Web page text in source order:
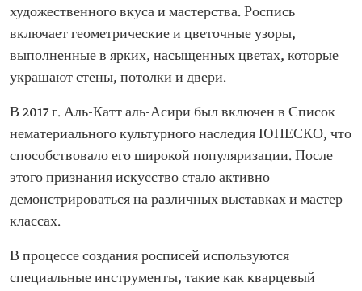
художественного вкуса и мастерства. Роспись
включает геометрические и цветочные узоры,
выполненные в ярких, насыщенных цветах, которые
украшают стены, потолки и двери.
В 2017 г. Аль-Катт аль-Асири был включен в Список
нематериального культурного наследия ЮНЕСКО, что
способствовало его широкой популяризации. После
этого признания искусство стало активно
демонстрироваться на различных выставках и мастер-
классах.
В процессе создания росписей используются
специальные инструменты, такие как кварцевый